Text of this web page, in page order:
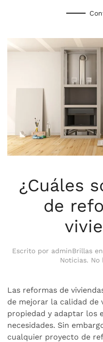
¿Cuáles
de
Escrito por adminBrillasen
Noticias. No
Las reformas de
de mejorar la calidad de
propiedad y adaptar los
necesidades. Sin
cualquier proyecto de